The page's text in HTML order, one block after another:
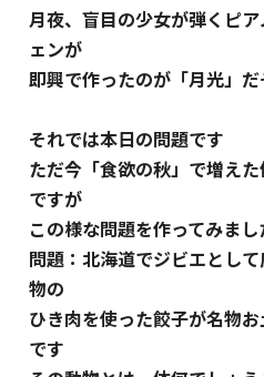
月夜、盲目の少女が弾くピ
ェンが
即興で作ったのが「月光」だ
それでは本日の問題です
ただ今「食欲の秋」で増え
ですが
この様な問題を作ってみまし
問題：北海道でジビエとし
物の
ひき肉を使った餃子が名物
です